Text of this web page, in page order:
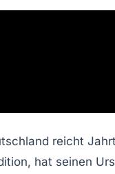
reicht
hat seinen